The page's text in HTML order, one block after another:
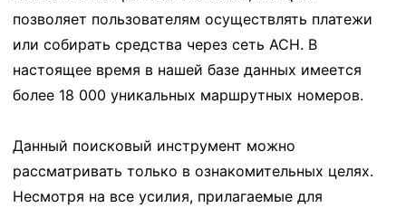
позволяет пользователям осуществлять платежи
или собирать средства через сеть ACH. В
настоящее время в нашей базе данных имеется
более 18 000 уникальных маршрутных номеров.
Данный поисковый инструмент можно
рассматривать только в ознакомительных целях.
Несмотря на все усилия, прилагаемые для